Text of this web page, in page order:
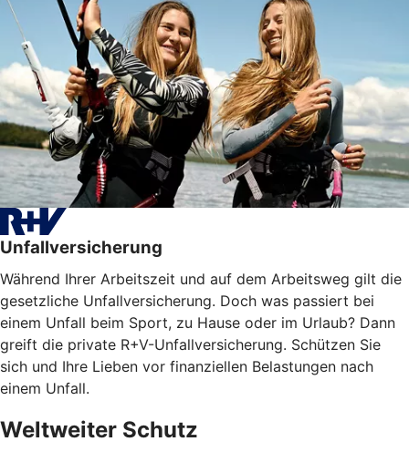
Unfallversicherung
Während Ihrer Arbeitszeit und auf dem Arbeitsweg gilt die
gesetzliche Unfallversicherung. Doch was passiert bei
einem Unfall beim Sport, zu Hause oder im Urlaub? Dann
greift die private R+V-Unfallversicherung. Schützen Sie
sich und Ihre Lieben vor finanziellen Belastungen nach
einem Unfall.
Weltweiter Schutz